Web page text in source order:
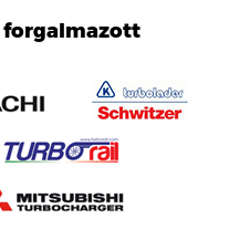
forgalmazott